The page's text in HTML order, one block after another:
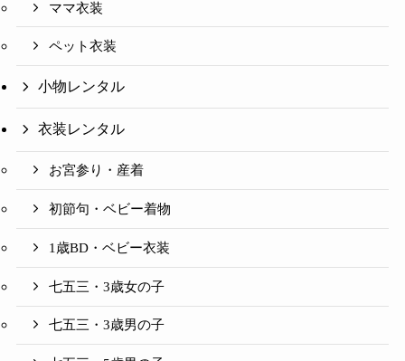
ママ衣装
ペット衣装
小物レンタル
衣装レンタル
お宮参り・産着
初節句・ベビー着物
1歳BD・ベビー衣装
七五三・3歳女の子
七五三・3歳男の子